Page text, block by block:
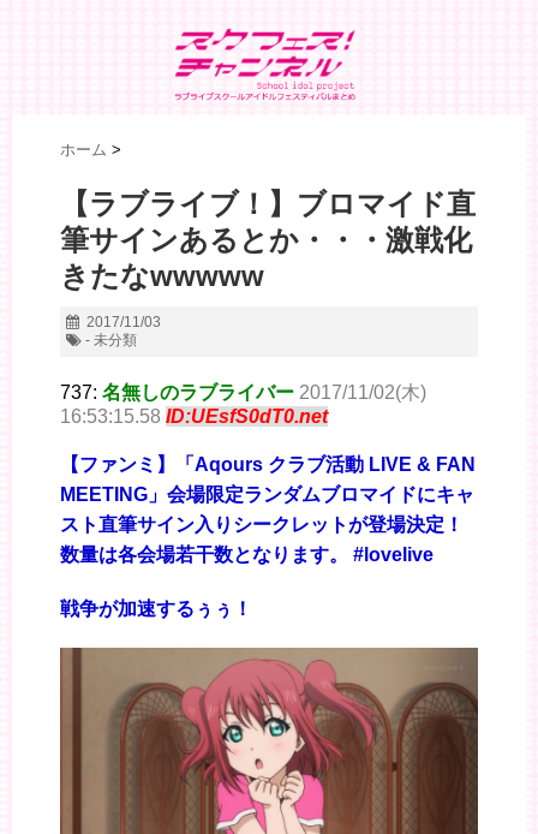
ホーム >
【ラブライブ！】ブロマイド直
筆サインあるとか・・・激戦化
きたなwwwww
2017/11/03
- 未分類
737: 名無しのラブライバー 2017/11/02(木)
16:53:15.58 ID:UEsfS0dT0.net
【ファンミ】「Aqours クラブ活動 LIVE & FAN
MEETING」会場限定ランダムブロマイドにキャ
スト直筆サイン入りシークレットが登場決定！
数量は各会場若干数となります。 #lovelive
戦争が加速するぅぅ！